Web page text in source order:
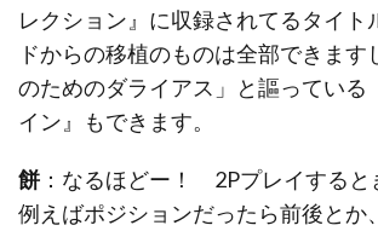
レクション』に収録されてるタイト
ドからの移植のものは全部できます
のためのダライアス」と謳っている
イン』もできます。
餅 ：なるほどー！ 2Pプレイすると
例えばポジションだったら前後とか